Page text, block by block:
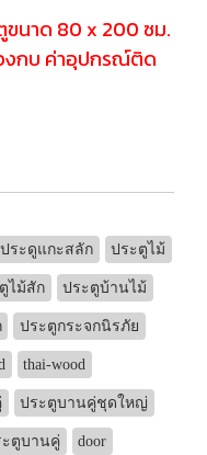
ขนาด 80 x 200 ซม.
งกบ ค่าอุปกรณ์ติด
ประดูแกะสลัก ประตูไม้
ไม้สัก ประตูบ้านไม้
ประตูกระจกนิรภัย
thai-wood
ประตูบานคู่ชุดใหญ่
ตูบานคู่ door